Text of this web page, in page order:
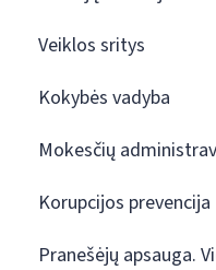
Veiklos sritys
Kokybės vadyba
Mokesčių
Korupcijos prevencija
Pranešėjų apsauga.